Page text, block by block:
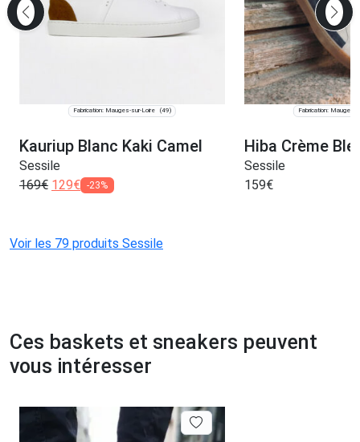
Fabrication: Mauges-sur-Loire (49)
Kauriup Blanc Kaki Camel
Sessile
169€ 129€ -23%
Fabrication: Mauges-
Hiba Crème
Sessile
159€
Voir les 79 produits Sessile
Ces baskets et sneakers peuvent
vous intéresser